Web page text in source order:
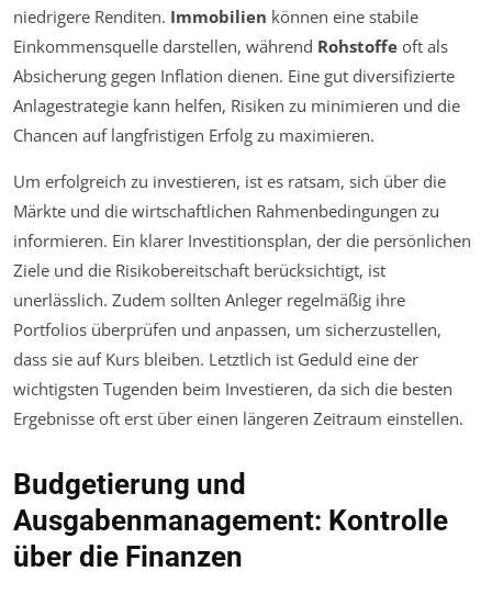
niedrigere Renditen. Immobilien können eine stabile
Einkommensquelle darstellen, während Rohstoffe oft als
Absicherung gegen Inflation dienen. Eine gut diversifizierte
Anlagestrategie kann helfen, Risiken zu minimieren und die
Chancen auf langfristigen Erfolg zu maximieren.
Um erfolgreich zu investieren, ist es ratsam, sich über die
Märkte und die wirtschaftlichen Rahmenbedingungen zu
informieren. Ein klarer Investitionsplan, der die persönlichen
Ziele und die Risikobereitschaft berücksichtigt, ist
unerlässlich. Zudem sollten Anleger regelmäßig ihre
Portfolios überprüfen und anpassen, um sicherzustellen,
dass sie auf Kurs bleiben. Letztlich ist Geduld eine der
wichtigsten Tugenden beim Investieren, da sich die besten
Ergebnisse oft erst über einen längeren Zeitraum einstellen.
Budgetierung und
Ausgabenmanagement: Kontrolle
über die Finanzen